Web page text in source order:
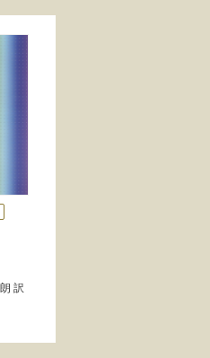
訳